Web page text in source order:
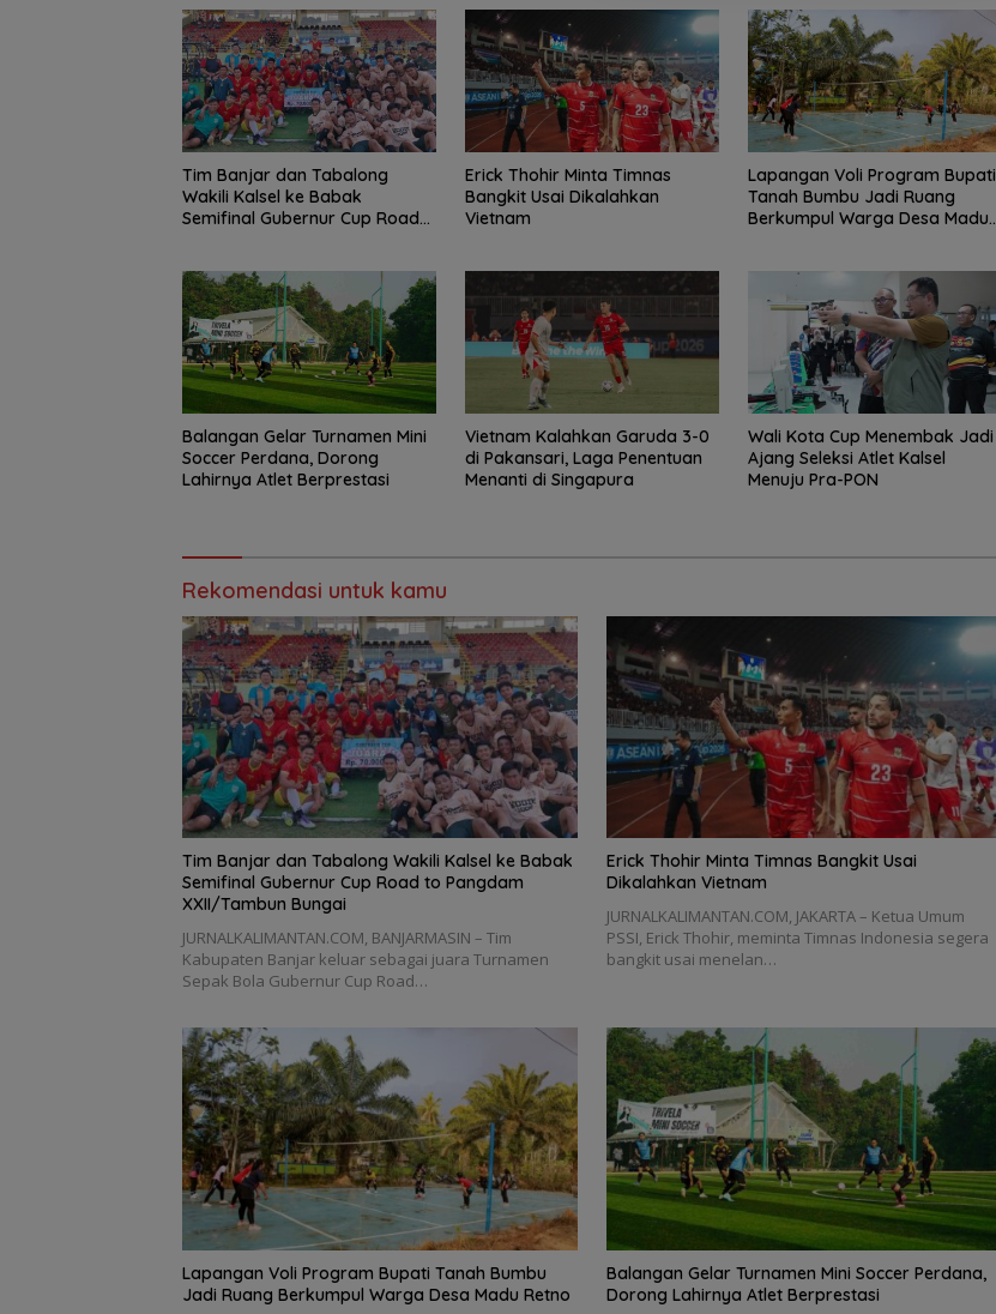
Tim Banjar dan Tabalong
Wakili Kalsel ke Babak
Semifinal Gubernur Cup Road
Erick Thohir Minta Timnas
Bangkit Usai Dikalahkan
Vietnam
Lapangan Voli Program Bupati
Tanah Bumbu Jadi Ruang
Berkumpul Warga Desa Madu
Balangan Gelar Turnamen Mini
Soccer Perdana, Dorong
Lahirnya Atlet Berprestasi
Vietnam Kalahkan Garuda 3-0
di Pakansari, Laga Penentuan
Menanti di Singapura
Wali Kota Cup Menembak Jadi
Ajang Seleksi Atlet Kalsel
Menuju Pra-PON
Rekomendasi untuk kamu
Tim Banjar dan Tabalong Wakili Kalsel ke Babak
Semifinal Gubernur Cup Road to Pangdam
XXII/Tambun Bungai
JURNALKALIMANTAN.COM, BANJARMASIN – Tim
Kabupaten Banjar keluar sebagai juara Turnamen
Sepak Bola Gubernur Cup Road…
Erick Thohir Minta Timnas Bangkit Usai
Dikalahkan Vietnam
JURNALKALIMANTAN.COM, JAKARTA – Ketua Umum
PSSI, Erick Thohir, meminta Timnas Indonesia segera
bangkit usai menelan…
Lapangan Voli Program Bupati Tanah Bumbu
Jadi Ruang Berkumpul Warga Desa Madu Retno
Balangan Gelar Turnamen Mini Soccer Perdana,
Dorong Lahirnya Atlet Berprestasi